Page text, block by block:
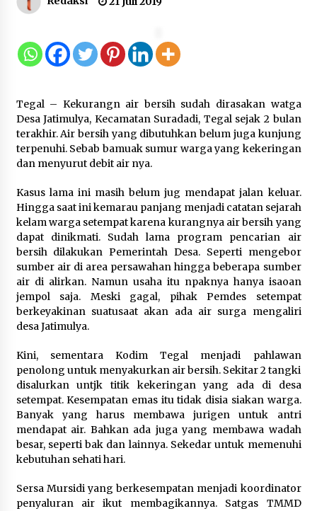
Tak Ada Korban Jiwa
8 Agustus 2026
Kebakaran Gedung Dinas Teknis
Abdul Muis Dipadamkan, Layanan
Publik Tetap Berjalan
8 Agustus 2026
12 Coklat Terbaik dan Enak di
Pasaran
8 Agustus 2026
8 Agustus 2026
Kemenpar Turut Perkuat
Pengembangan KEK Samota
sebagai Destinasi Wisata Bahari
8 Agustus 2026
Tegal – Kekurangn air bersih sudah dirasakan watga
Desa Jatimulya, Kecamatan Suradadi, Tegal sejak 2 bulan
terakhir. Air bersih yang dibutuhkan belum juga kunjung
terpenuhi. Sebab bamuak sumur warga yang kekeringan
dan menyurut debit air nya.
Kasus lama ini masih belum jug mendapat jalan keluar.
Hingga saat ini kemarau panjang menjadi catatan sejarah
kelam warga setempat karena kurangnya air bersih yang
dapat dinikmati. Sudah lama program pencarian air
bersih dilakukan Pemerintah Desa. Seperti mengebor
sumber air di area persawahan hingga beberapa sumber
air di alirkan. Namun usaha itu npaknya hanya isaoan
jempol saja. Meski gagal, pihak Pemdes setempat
berkeyakinan suatusaat akan ada air surga mengaliri
desa Jatimulya.
Kini, sementara Kodim Tegal menjadi pahlawan
penolong untuk menyakurkan air bersih. Sekitar 2 tangki
disalurkan untjk titik kekeringan yang ada di desa
setempat. Kesempatan emas itu tidak disia siakan warga.
Banyak yang harus membawa jurigen untuk antri
mendapat air. Bahkan ada juga yang membawa wadah
besar, seperti bak dan lainnya. Sekedar untuk memenuhi
kebutuhan sehati hari.
Sersa Mursidi yang berkesempatan menjadi koordinator
penyaluran air ikut membagikannya. Satgas TMMD